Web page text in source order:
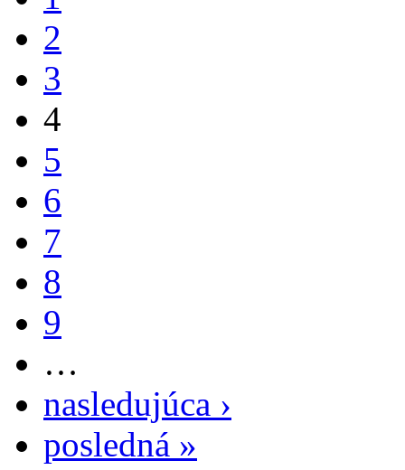
2
3
4
5
6
7
8
9
…
nasledujúca ›
posledná »